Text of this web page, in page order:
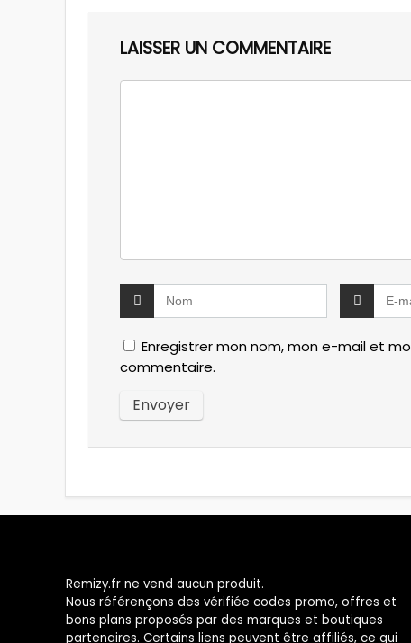
LAISSER UN COMMENTAIRE
Enregistrer mon nom, mon e-mail et
commentaire.
Remizy.fr ne vend aucun produit.
Nous référençons des vérifiée codes promo, offres et
bons plans proposés par des marques et boutiques
partenaires. Certains liens peuvent être affiliés, ce qui